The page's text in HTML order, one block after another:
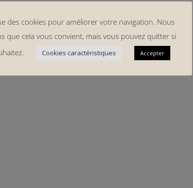
des cookies pour améliorer votre navigation. Nous
que cela vous convient, mais vous pouvez quitter si
Cookies caractéristiques Accepter